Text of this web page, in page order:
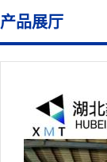
产品展厅